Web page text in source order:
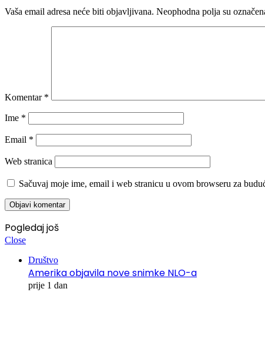
Vaša email adresa neće biti objavljivana. Neophodna polja su
Komentar *
Ime *
Email *
Web stranica
Sačuvaj moje ime, email i web stranicu u ovom browseru za
Pogledaj još
Close
Društvo
Amerika objavila nove snimke NLO-a
prije 1 dan